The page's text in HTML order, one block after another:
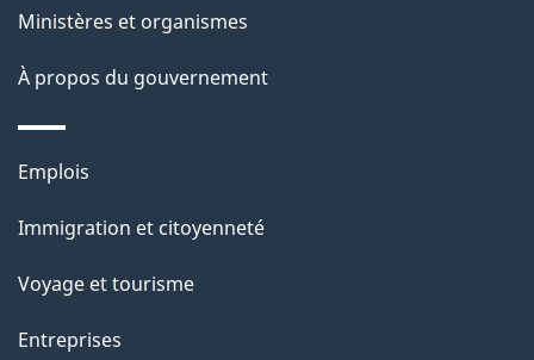
Ministères et organismes
À propos du gouvernement
Emplois
Immigration et citoyenneté
Voyage et tourisme
Entreprises